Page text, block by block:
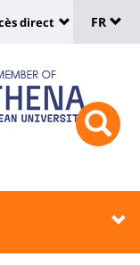
:
Shortcut
links
direct
de
FR